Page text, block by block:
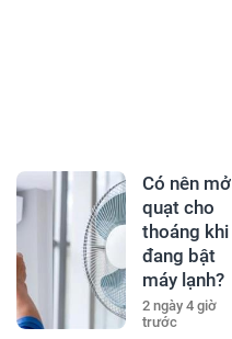
Có nên mở
quạt cho
thoáng khi
đang bật
máy lạnh?
2 ngày 4 giờ
trước